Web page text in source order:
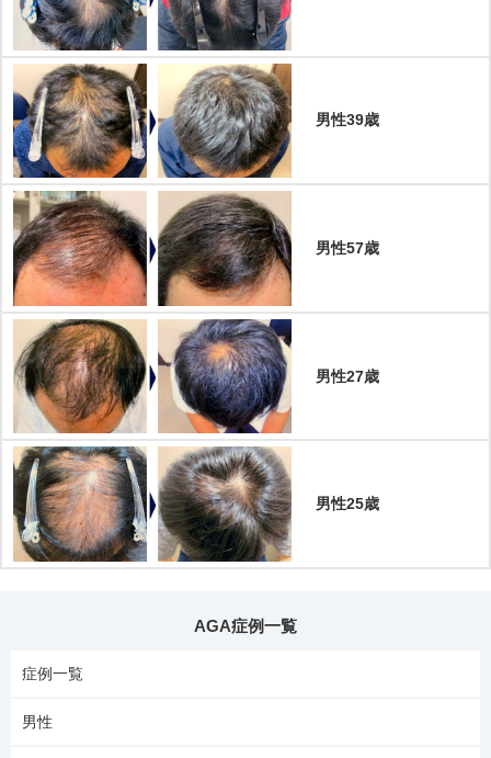
男性39歳
男性57歳
男性27歳
男性25歳
AGA症例一覧
症例一覧
男性